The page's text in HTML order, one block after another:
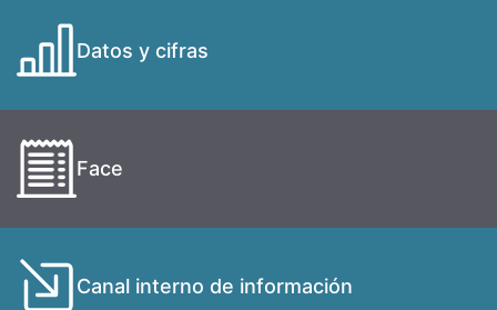
Datos y cifras
Face
Canal interno de información